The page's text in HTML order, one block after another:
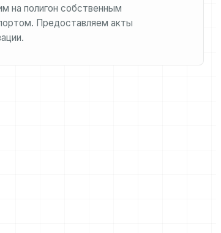
на полигон собственным
Предоставляем акты